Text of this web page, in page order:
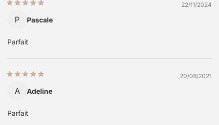
22/11/2024
P Pascale
Parfait
20/08/2021
A Adeline
Parfait